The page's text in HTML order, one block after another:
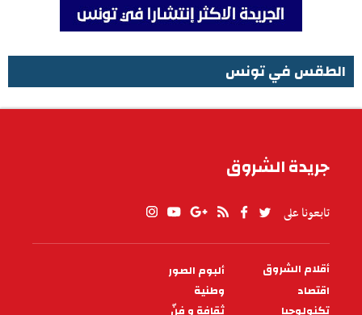
الطقس في تونس
جريدة الشروق
تابعونا على
PIED
DE
PAGE
أقلام الشروق
ألبوم الصور
اقتصاد
وطنية
تكنولوجيا
ثقافة و فنّ